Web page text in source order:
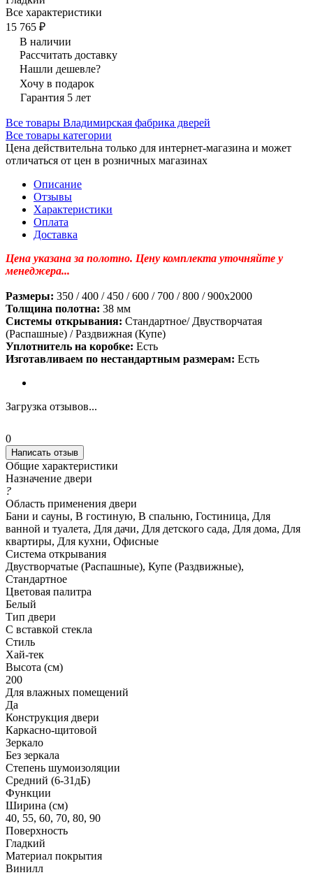
Все характеристики
15 765 ₽
В наличии
Рассчитать доставку
Нашли дешевле?
Хочу в подарок
Гарантия 5 лет
Все товары Владимирская фабрика дверей
Все товары категории
Цена действительна только для интернет-магазина и может
отличаться от цен в розничных магазинах
Описание
Отзывы
Характеристики
Оплата
Доставка
Цена указана за полотно. Цену комплекта уточняйте у
менеджера...
Размеры: 350 / 400 / 450 / 600 / 700 / 800 / 900х2000
Толщина полотна: 38 мм
Системы открывания: Стандартное/ Двустворчатая
(Распашные) / Раздвижная (Купе)
Уплотнитель на коробке: Есть
Изготавливаем по нестандартным размерам: Есть
Загрузка отзывов...
0
Написать отзыв
Общие характеристики
Назначение двери
?
Область применения двери
Бани и сауны, В гостиную, В спальню, Гостиница, Для
ванной и туалета, Для дачи, Для детского сада, Для дома, Для
квартиры, Для кухни, Офисные
Система открывания
Двустворчатые (Распашные), Купе (Раздвижные),
Стандартное
Цветовая палитра
Белый
Тип двери
С вставкой стекла
Стиль
Хай-тек
Высота (см)
200
Для влажных помещений
Да
Конструкция двери
Каркасно-щитовой
Зеркало
Без зеркала
Степень шумоизоляции
Средний (6-31дБ)
Функции
Ширина (см)
40, 55, 60, 70, 80, 90
Поверхность
Гладкий
Материал покрытия
Винилл